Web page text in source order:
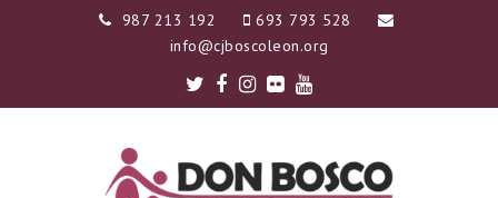
987 213 192
693 793 528
info@cjboscoleon.org
Twitter
Facebook
Instagram
FlickrYoutube